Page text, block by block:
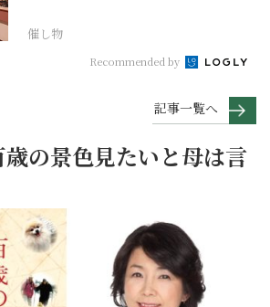
催し物
Recommended by
記事一覧へ
の景色見たいと母は言